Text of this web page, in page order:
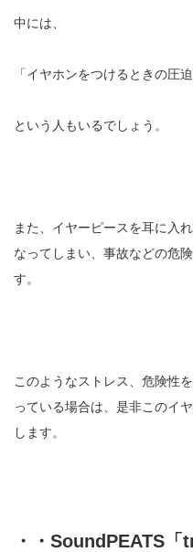
中には、
「イヤホンをつけるときの圧
という人もいるでしょう。
また、イヤーピースを耳に入
なってしまい、事故などの危
す。
このようなストレス、危険性
っている場合は、是非このイ
します。
・・SoundPEATS「